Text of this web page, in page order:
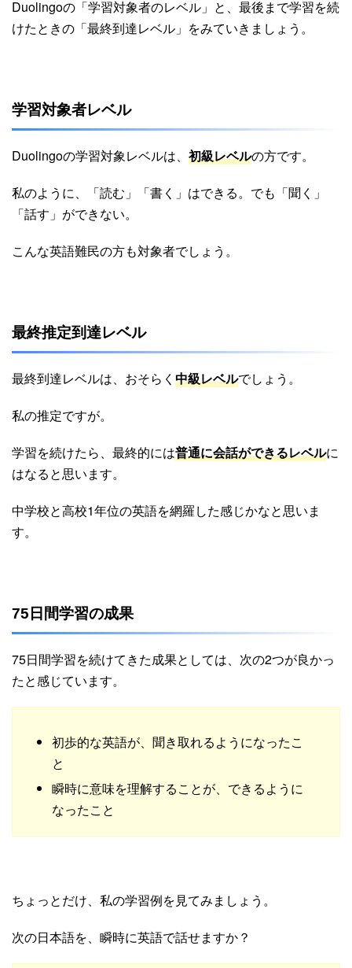
Duolingoの「学習対象者のレベル」と、最後まで学習を続
けたときの「最終到達レベル」をみていきましょう。
学習対象者レベル
Duolingoの学習対象レベルは、 初級レベルの方です。
私のように、「読む」「書く」はできる。でも「聞く」
「話す」ができない。
こんな英語難民の方も対象者でしょう。
最終推定到達レベル
最終到達レベルは、おそらく 中級レベルでしょう。
私の推定ですが。
学習を続けたら、最終的には普通に会話ができるレベルに
はなると思います。
中学校と高校1年位の英語を網羅した感じかなと思いま
す。
75日間学習の成果
75日間学習を続けてきた成果としては、次の2つが良かっ
たと感じています。
初歩的な英語が、聞き取れるようになったこ
と
瞬時に意味を理解することが、できるように
なったこと
ちょっとだけ、私の学習例を見てみましょう。
次の日本語を、瞬時に英語で話せますか？